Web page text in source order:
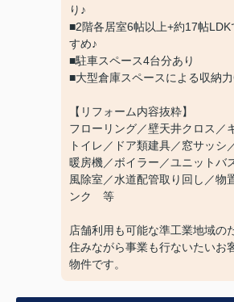
り♪
■2階各居室6帖以上+約17帖
すめ♪
■駐車スペース4台分あり
■大型倉庫スペースによる収納
【リフォーム内容抜粋】
フローリング／壁天井クロス／
トイレ／ドア類建具／窓サッシ
暖房機／ボイラー／ユニットバ
風除室／水道配管取り回し／物
ンク 等
店舗利用も可能な準工業地域の
住みながら事業も行ないたいお
物件です。